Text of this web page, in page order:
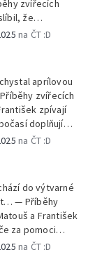
zvířecích
že
a děda mu písní
a
na ČT :D
aprílovou
zvířecích
zpívají
doplňují
—
na ČT :D
do výtvarné
— Příběhy
a František
za pomoci
vajíček… —
na ČT :D